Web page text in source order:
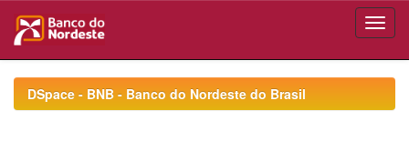
navigationDSpace - BNB - Banco do Nordeste do Brasil